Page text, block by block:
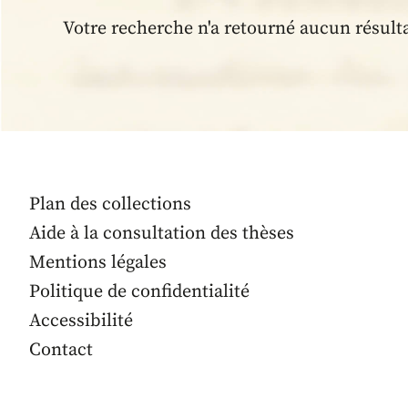
Votre recherche n'a retourné aucun
Plan des collections
Aide à la consultation des thèses
Mentions légales
Politique de confidentialité
Accessibilité
Contact